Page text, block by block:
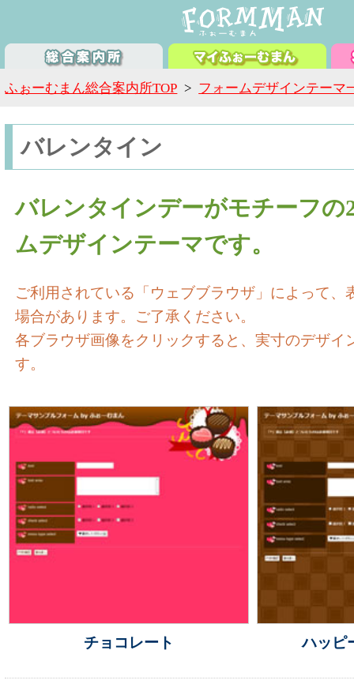
ふぉーむまん総合案内所TOP > フォームデザインテーマ
バレンタイン
バレンタインデーがモチーフの
ムデザインテーマです。
ご利用されている「ウェブブラウザ」によって、
場合があります。ご了承ください。
各ブラウザ画像をクリックすると、実寸のデザイ
す。
チョコレート ハッピ